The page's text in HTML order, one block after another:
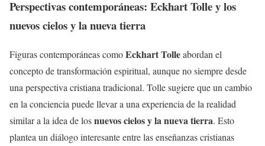
Perspectivas contemporáneas: Eckhart Tolley los
nuevos cielos y la nueva tierra
Figuras contemporáneas comoEckhart Tolleabordan el
concepto de transformación espiritual, aunque no siempre desde
una perspectiva cristiana tradicional. Tolle sugiere que un cambio
en la conciencia puede llevar a una experiencia de la realidad
similar a la idea de losnuevos cielos y la nueva tierra. Esto
plantea un diálogo interesante entre las enseñanzas cristianas